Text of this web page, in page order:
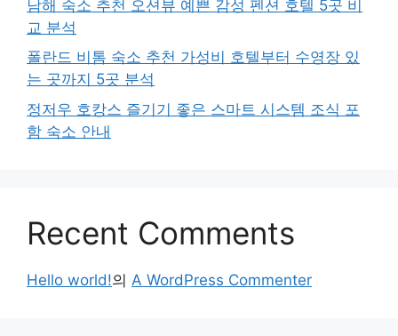
남해 숙소 추천 오션뷰 예쁜 감성 펜션 호텔 5곳 비
교 분석
폴란드 비톰 숙소 추천 가성비 호텔부터 수영장 있
는 곳까지 5곳 분석
정저우 호캉스 즐기기 좋은 스마트 시스템 조식 포
함 숙소 안내
Recent Comments
Hello world!의 A WordPress Commenter